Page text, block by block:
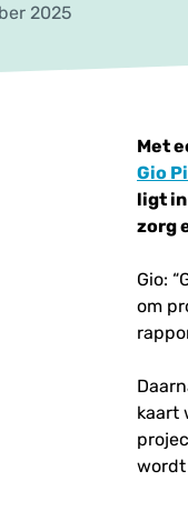
2025
Met
Gio
ligt
zorg
Gio:
om
kaart
wordt